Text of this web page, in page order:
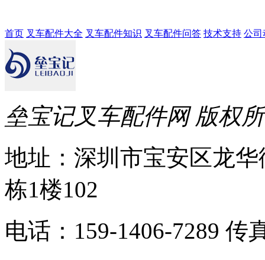
首页 叉车配件大全 叉车配件知识 叉车配件问答 技术支持 公司
垒宝记叉车配件网 版权
地址：深圳市宝安区龙
栋1楼102
电话：159-1406-7289 传